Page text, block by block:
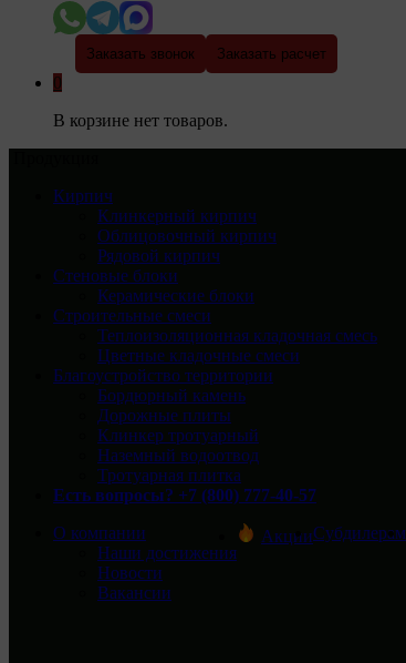
Заказать звонок Заказать расчет
0
В корзине нет товаров.
Кирпич
Клинкерный кирпич
Облицовочный кирпич
Рядовой кирпич
Стеновые блоки
Керамические блоки
Строительные смеси
Теплоизоляционная кладочная смесь
Цветные кладочные смеси
Благоустройство территории
Бордюрный камень
Дорожные плиты
Клинкер тротуарный
Наземный водоотвод
Тротуарная плитка
Есть вопросы? +7 (800) 777-40-57
О компании
Наши достижения
Новости
Вакансии
АкцииСубдилерам